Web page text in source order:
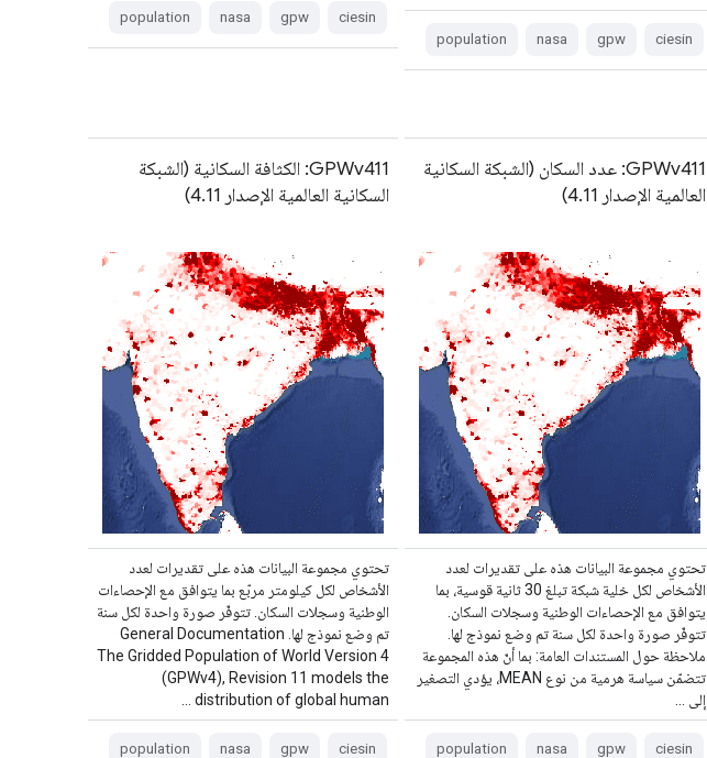
ciesin
gpw
nasa
population
ciesin
gpw
nasa
population
GPWv411: عدد السكان (الشبكة السكانية
العالمية الإصدار 4.11)
تحتوي مجموعة البيانات هذه على تقديرات لعدد
الأشخاص لكل خلية شبكة تبلغ 30 ثانية قوسية، بما
يتوافق مع الإحصاءات الوطنية وسجلات السكان.
تتوفّر صورة واحدة لكل سنة تم وضع نموذج لها.
ملاحظة حول المستندات العامة: بما أنّ هذه المجموعة
تتضمّن سياسة هرمية من نوع MEAN، يؤدي التصغير
إلى …
ciesin
gpw
nasa
population
GPWv411: الكثافة السكانية (الشبكة
السكانية العالمية الإصدار 4.11)
تحتوي مجموعة البيانات هذه على تقديرات لعدد
الأشخاص لكل كيلومتر مربّع بما يتوافق مع الإحصاءات
الوطنية وسجلات السكان. تتوفّر صورة واحدة لكل سنة
تم وضع نموذج لها. General Documentation
The Gridded Population of World Version 4
(GPWv4), Revision 11 models the
distribution of global human …
ciesin
gpw
nasa
population